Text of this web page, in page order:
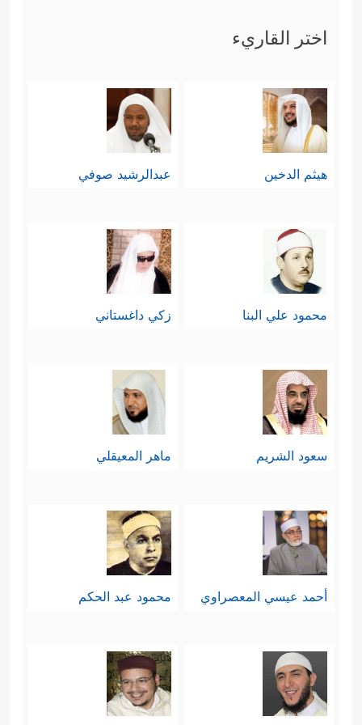
﴿١٦﴾
ٱذۡهَبۡ إِلَىٰ فِرۡعَوۡنَ إِنَّهُۥ طَغَىٰ
﴿١٩﴾
فَأَرَىٰهُ ٱلۡـَٔایَةَ ٱلۡكُبۡرَىٰ﴿٢٠﴾
فَكَذَّبَ وَعَصَىٰ
﴿٢١﴾
ثُمَّ أَدۡبَرَ یَسۡعَىٰ ﴿٢٢﴾
فَحَشَرَ فَنَادَىٰ
فَقَالَ أَنَا۠ رَبُّكُمُ ٱلۡأَعۡلَىٰ ﴿٢٤﴾
فَأَخَذَهُ ٱللَّهُ
نَكَالَ ٱلۡأَخِرَةِ وَٱلۡأُولَىٰۤ
إِنَّ فِی ذَ ٰ⁠لِكَ لَعِبۡرَةࣰ لِّمَن
یَخۡشَىٰۤ﴾
وحدانيّته سبحانه وقدرته على خلقه،
ورعايته لهم
﴿ءَأَنتُمۡ أَشَدُّ خَلۡقًا أَمِ ٱلسَّمَاۤءُۚ بَنَىٰهَا
﴿٢٧﴾
رَفَعَ سَمۡكَهَا فَسَوَّىٰهَا﴿٢٨﴾
وَأَغۡطَشَ لَیۡلَهَا
﴿٣٠﴾
أَخۡرَجَ مِنۡهَا مَاۤءَهَا وَمَرۡعَىٰهَا﴿٣١﴾
أَرۡسَىٰهَا﴿٣٢﴾ مَتَـٰعࣰا لَّكُمۡ وَلِأَنۡعَـٰمِكُمۡ﴾.
خامسًا: ثم تعود السورة إلى موضوعها
والحكم الإلهي الشامل والعادل الذي لا
يظلم أحدًا، ولا يُحابي أحدًا، هناك تبرّزُ
اختر القاريء
هيثم الدخين عبدالرشيد صوفي
محمود علي البنا زكي داغستاني
سعود الشريم ماهر المعيقلي
أحمد عيسي المعصراوي محمود عبد الحكم